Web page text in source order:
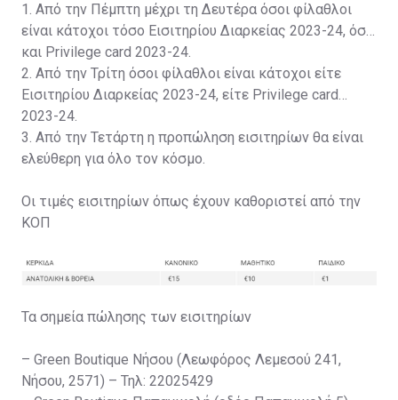
1. Από την Πέμπτη μέχρι τη Δευτέρα όσοι φίλαθλοι
είναι κάτοχοι τόσο Εισιτηρίου Διαρκείας 2023-24, όσο
και Privilege card 2023-24.
2. Από την Τρίτη όσοι φίλαθλοι είναι κάτοχοι είτε
Εισιτηρίου Διαρκείας 2023-24, είτε Privilege card
2023-24.
3. Από την Τετάρτη η προπώληση εισιτηρίων θα είναι
ελεύθερη για όλο τον κόσμο.
Οι τιμές εισιτηρίων όπως έχουν καθοριστεί από την
ΚΟΠ
Τα σημεία πώλησης των εισιτηρίων
– Green Boutique Νήσου (Λεωφόρος Λεμεσού 241,
Νήσου, 2571) – Τηλ: 22025429